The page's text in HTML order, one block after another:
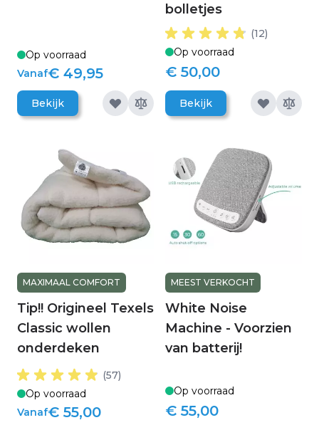
Op voorraad
Vanaf€ 49,95
Bekijk
bolletjes
(12)
Op voorraad
€ 50,00
Bekijk
MAXIMAAL COMFORT
Tip!! Origineel Texels
Classic wollen
onderdeken
(57)
Op voorraad
Vanaf€ 55,00
MEEST VERKOCHT
White Noise
Machine - Voorzien
van batterij!
Op voorraad
€ 55,00